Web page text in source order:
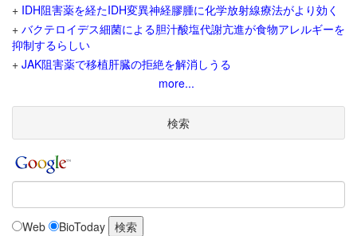
+ IDH阻害薬を経たIDH変異神経膠腫に化学放射線療法がより効く
+ バクテロイデス細菌による胆汁酸塩代謝亢進が食物アレルギーを
抑制するらしい
+ JAK阻害薬で移植肝臓の拒絶を解消しうる
more...
検索
Web BioToday